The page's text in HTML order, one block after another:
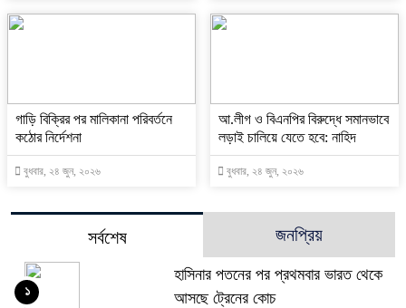
গাড়ি বিক্রির পর মালিকানা পরিবর্তনে
কঠোর নির্দেশনা
বুধবার, ২৪ জুন, ২০২৬
আ.লীগ ও বিএনপির বিরুদ্ধে সমানভাবে
লড়াই চালিয়ে যেতে হবে: নাহিদ
বুধবার, ২৪ জুন, ২০২৬
সর্বশেষ জনপ্রিয়
হাসিনার পতনের পর প্রথমবার ভারত থেকে
আসছে ট্রেনের কোচ
১